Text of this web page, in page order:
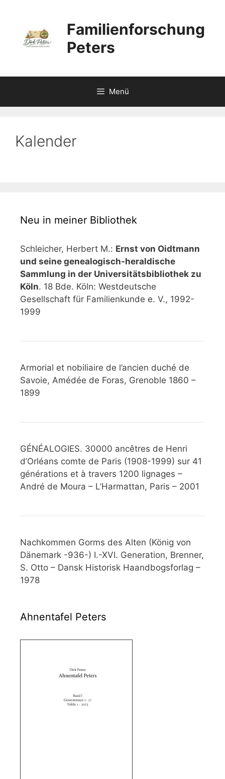
springen
Familienforschung
Peters
Menü
Kalender
Neu in meiner Bibliothek
Schleicher, Herbert M.: Ernst von Oidtmann
und seine genealogisch-heraldische
Sammlung in der Universitätsbibliothek zu
Köln. 18 Bde. Köln: Westdeutsche
Gesellschaft für Familienkunde e. V., 1992-
1999
Armorial et nobiliaire de l’ancien duché de
Savoie, Amédée de Foras, Grenoble 1860 –
1899
GÉNÉALOGIES. 30000 ancêtres de Henri
d’Orléans comte de Paris (1908-1999) sur 41
générations et à travers 1200 lignages –
André de Moura – L’Harmattan, Paris – 2001
Nachkommen Gorms des Alten (König von
Dänemark -936-) I.-XVI. Generation, Brenner,
S. Otto – Dansk Historisk Haandbogsforlag –
1978
Ahnentafel Peters